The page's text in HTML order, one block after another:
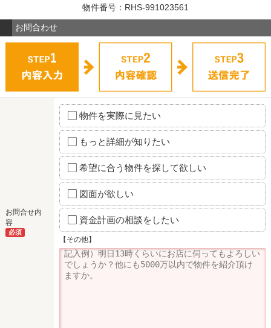
物件番号：RHS-991023561
お問合わせ
お問合せ内
容
必須
物件を実際に見たい
もっと詳細が知りたい
希望に合う物件を探して欲しい
図面が欲しい
資金計画の相談をしたい
【その他】